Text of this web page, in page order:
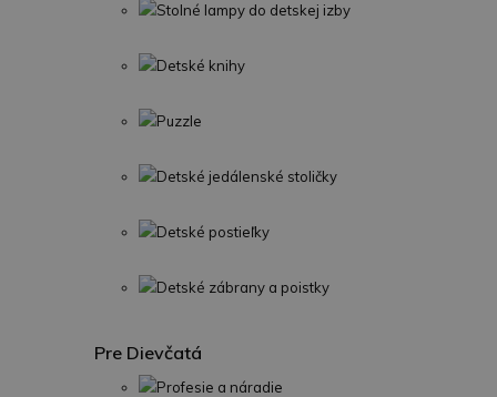
Stolné lampy do detskej izby
Detské knihy
Puzzle
Detské jedálenské stoličky
Detské postieľky
Detské zábrany a poistky
Pre Dievčatá
Profesie a náradie